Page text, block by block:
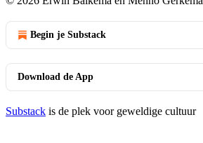
Begin je Substack
Download de App
Substack is de plek voor geweldige cultuur